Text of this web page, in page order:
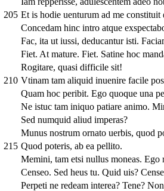
205 Et is hodie uenturum ad me constituit
Concedam hinc intro atque
Fac, ita ut iussi, deducantur isti.
Fiet. At mature. Fiet. Satine hoc
Rogitare, quasi difficile sit!
210 Vtinam tam aliquid inuenire facile
Quam hoc peribit. Ego quoque una
Ne istuc tam iniquo patiare animo.
Sed numquid aliud imperas?
Munus nostrum ornato uerbis, quod
215 Quod poteris, ab ea pellito.
Memini, tam etsi nullus moneas. Ego
Censeo. Sed heus tu. Quid uis?
Perpeti ne redeam interea? Tene?